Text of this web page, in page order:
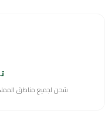
شحن لجميع مناطق المملكة